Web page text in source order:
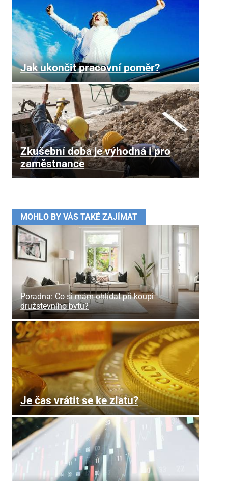
Jak ukončit pracovní poměr?
Zkušební doba je výhodná i pro
zaměstnance
MOHLO BY VÁS TAKÉ ZAJÍMAT
Poradna: Co si mám ohlídat při koupi
družstevního bytu?
Je čas vrátit se ke zlatu?